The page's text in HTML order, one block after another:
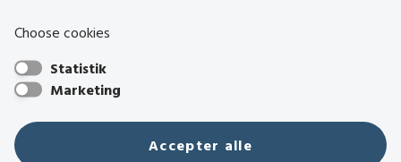
Socialministeriet
Hjælpemiddelbasen
Center mod Menneskehandel
Den Nationale Tolkemyndighed
Choose cookies
Statistik
Marketing
Accepter alle